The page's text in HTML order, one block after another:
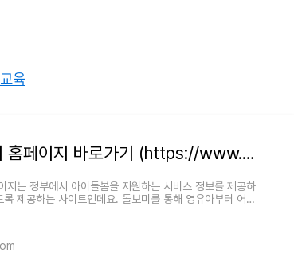
육
아이돌보미 홈페이지 바로가기 (https://www.idolbom.go.kr)
지는 정부에서 아이돌봄을 지원하는 서비스 정보를 제공하
록 제공하는 사이트인데요. 돌보미를 통해 영유아부터 어린